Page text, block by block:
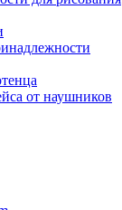
от наушников